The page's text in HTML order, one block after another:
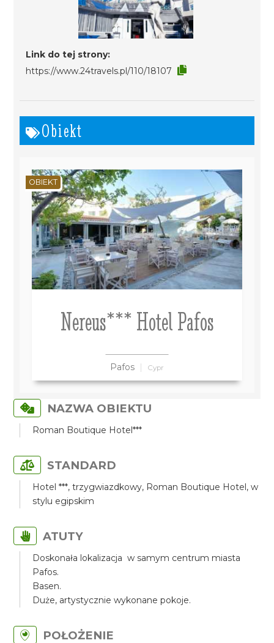
Link do tej strony:
https://www.24travels.pl/110/18107
Obiekt
Nereus*** Hotel Pafos
Pafos Cypr
OBIEKT
NAZWA OBIEKTU
Roman Boutique Hotel***
STANDARD
Hotel ***, trzygwiazdkowy, Roman Boutique Hotel, w
stylu egipskim
ATUTY
Doskonała lokalizacja w samym centrum miasta
Pafos.
Basen.
Duże, artystycznie wykonane pokoje.
POŁOŻENIE